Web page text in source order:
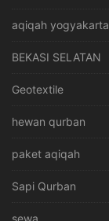
aqiqah yogyakarta
BEKASI SELATAN
Geotextile
hewan qurban
paket aqiqah
Sapi Qurban
sewa